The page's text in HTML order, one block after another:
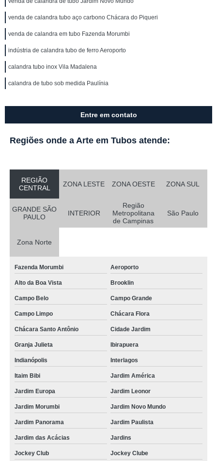
venda de calandra tubo aço carbono Chácara do Piqueri
venda de calandra em tubo Fazenda Morumbi
indústria de calandra tubo de ferro Aeroporto
calandra tubo inox Vila Madalena
calandra de tubo sob medida Paulínia
Entre em contato
Regiões onde a Arte em Tubos atende:
REGIÃO
CENTRAL
ZONA LESTE ZONA OESTE ZONA SUL
GRANDE SÃO
PAULO
INTERIOR
Região
Metropolitana
de Campinas
São Paulo
Zona Norte
Fazenda Morumbi Aeroporto
Alto da Boa Vista Brooklin
Campo Belo Campo Grande
Campo Limpo Chácara Flora
Chácara Santo Antônio Cidade Jardim
Granja Julieta Ibirapuera
Indianópolis Interlagos
Itaim Bibi Jardim América
Jardim Europa Jardim Leonor
Jardim Morumbi Jardim Novo Mundo
Jardim Panorama Jardim Paulista
Jardim das Acácias Jardins
Jockey Club Jockey Clube